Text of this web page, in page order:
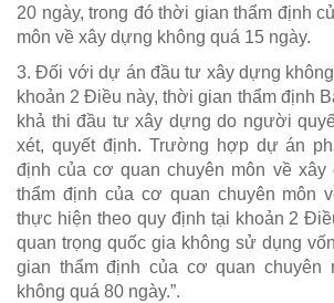
20 ngày, trong đó thời gian thẩm định
môn về xây dựng không quá 15 ngày.
3. Đối với dự án đầu tư xây dựng
khoản 2 Điều này, thời gian thẩm định
khả thi đầu tư xây dựng do người
xét, quyết định. Trường hợp dự án
định của cơ quan chuyên môn về
thẩm định của cơ quan chuyên môn
thực hiện theo quy định tại khoản 2
quan trọng quốc gia không sử dụng
gian thẩm định của cơ quan chuyên
không quá 80 ngày.”.